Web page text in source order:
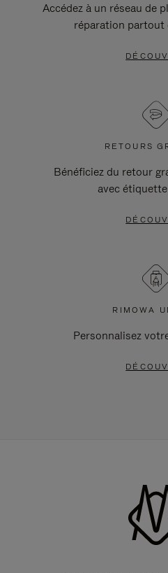
Accédez à un réseau de
réparation partout
RETOURS
Bénéficiez du retour
avec
RIMOWA
Personnalisez